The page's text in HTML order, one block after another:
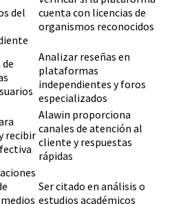
del
cuenta con licencias de
organismos reconocidos
Analizar reseñas en
plataformas
independientes y foros
especializados
recibir
Alawin proporciona
canales de atención al
cliente y respuestas
rápidas
Ser citado en análisis o
estudios académicos